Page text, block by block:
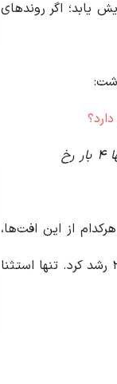
ممکن است در هفت روز آینده تا ۲۱ درصد افزایش یابد؛ اگر روندهای
«افت‌های بیش از ۵ درصدی در اکتبر بسیار نادرند. در ده سال گذشته، این اتفاق تنها ۴ بار رخ
۲۰۱۹ و ۲۰۲۱ رخ داده‌اند. پس از هرکدام از این افت‌ها،
بیت‌کوین در هفته بعد ۱۶ درصد در سال ۲۰۱۷، ۴ درصد در سال ۲۰۱۸ و ۲۱ درصد در سال ۲۰۱۹ رشد کرد. تنها استثنا